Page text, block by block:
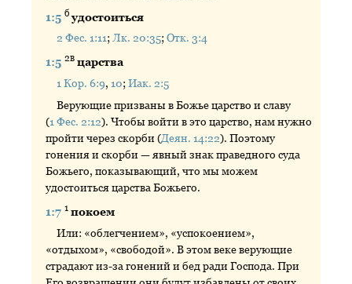
1:5б удостоиться
2 Фес. 1:11;Лк. 20:35;Отк. 3:4
1:52в царства
1 Кор. 6:9, 10;Иак. 2:5
Верующие призваны в Божье царство и славу
(1 Фес. 2:12). Чтобы войти в это царство, нам нужно
пройти через скорби (Деян. 14:22). Поэтому
гонения и скорби — явный знак праведного суда
Божьего, показывающий, что мы можем
удостоиться царства Божьего.
1:71 покоем
Или: «облегчением», «успокоением»,
«отдыхом», «свободой». В этом веке верующие
страдают из-за гонений и бед ради Господа. При